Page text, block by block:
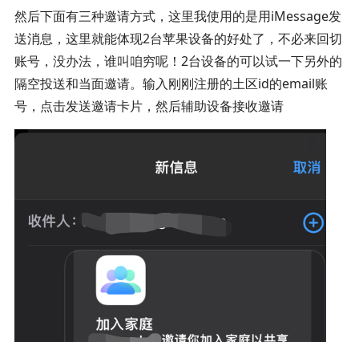
然后下面有三种邀请方式，这里我使用的是用iMessage发
送消息，这里就能体现2台苹果设备的好处了，不必来回切
账号，没办法，谁叫咱穷呢！2台设备的可以试一下另外的
隔空投送和当面邀请。输入刚刚注册的土区id的email账
号，点击发送邀请卡片，然后辅助设备接收邀请